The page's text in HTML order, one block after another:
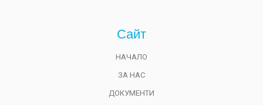
Сайт
НАЧАЛО
ЗА НАС
ДОКУМЕНТИ